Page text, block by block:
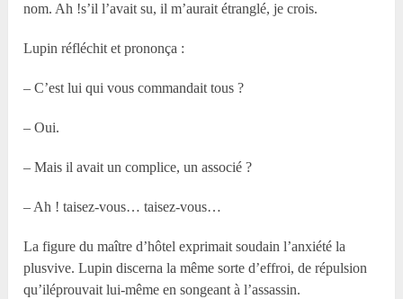
nom. Ah !s’il l’avait su, il m’aurait étranglé, je crois.
Lupin réfléchit et prononça :
– C’est lui qui vous commandait tous ?
– Oui.
– Mais il avait un complice, un associé ?
– Ah ! taisez-vous… taisez-vous…
La figure du maître d’hôtel exprimait soudain l’anxiété la
plusvive. Lupin discerna la même sorte d’effroi, de répulsion
qu’iléprouvait lui-même en songeant à l’assassin.